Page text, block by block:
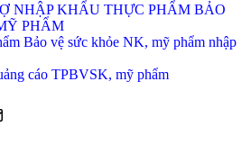
NHẬP KHẨU THỰC PHẨM BẢO
PHẨM
Bảo vệ sức khỏe NK, mỹ phẩm nhập
cáo TPBVSK, mỹ phẩm
Email